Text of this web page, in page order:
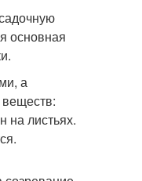
основная
а
на листьях.